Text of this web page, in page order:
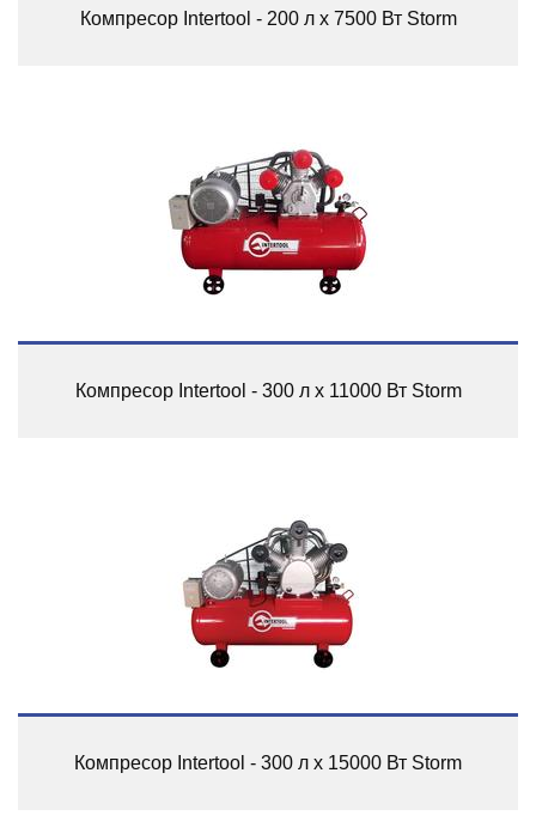
Компресор Intertool - 200 л x 7500 Вт Storm
Компресор Intertool - 300 л x 11000 Вт Storm
Компресор Intertool - 300 л x 15000 Вт Storm